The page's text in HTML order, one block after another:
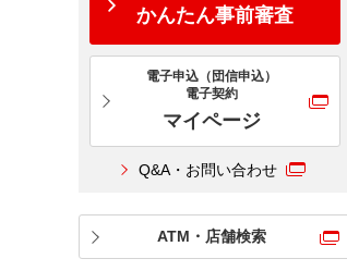
かんたん事前審査
電子申込（団信申込）
電子契約
マイページ
Q&A・お問い合わせ
ATM・店舗検索